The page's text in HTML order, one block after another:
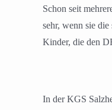
Schon seit
sehr, wenn sie
Kinder, die den
In der KGS